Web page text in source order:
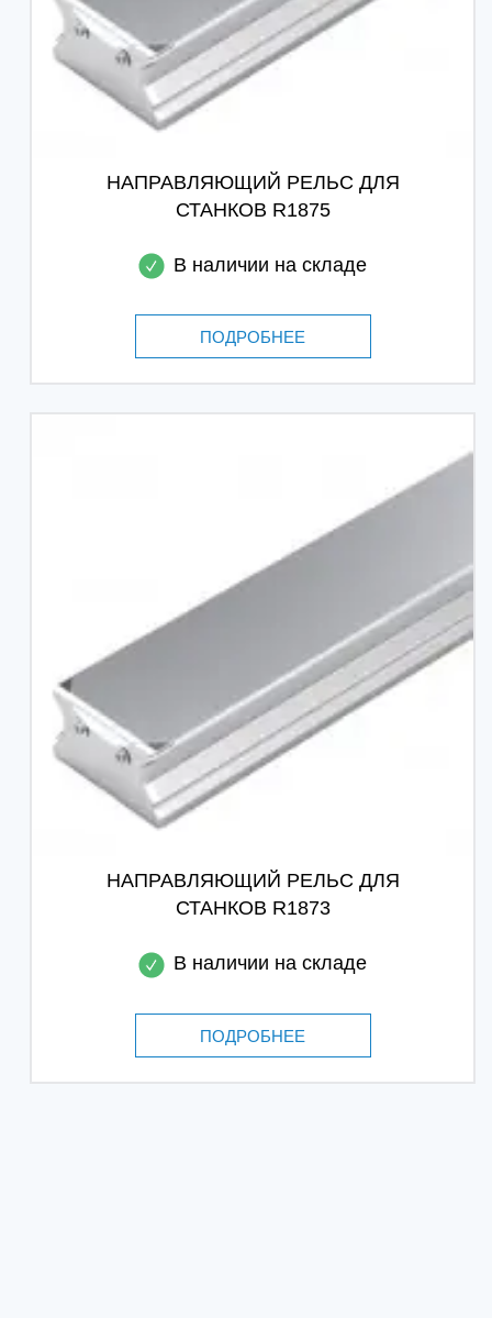
НАПРАВЛЯЮЩИЙ РЕЛЬС ДЛЯ
СТАНКОВ R1875
В наличии на складе
ПОДРОБНЕЕ
НАПРАВЛЯЮЩИЙ РЕЛЬС ДЛЯ
СТАНКОВ R1873
В наличии на складе
ПОДРОБНЕЕ